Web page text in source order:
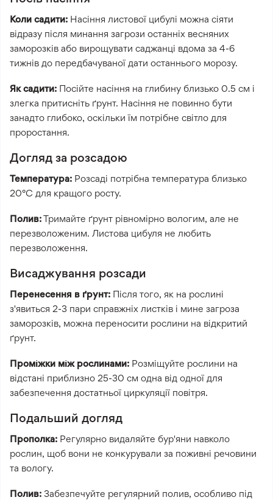
Коли садити: Насіння листової цибулі можна сіяти
відразу після минання загрози останніх весняних
заморозків або вирощувати саджанці вдома за 4-6
тижнів до передбачуваної дати останнього морозу.
Як садити: Посійте насіння на глибину близько 0.5 см і
злегка притисніть ґрунт. Насіння не повинно бути
занадто глибоко, оскільки їм потрібне світло для
проростання.
Догляд за розсадою
Температура: Розсаді потрібна температура близько
20°C для кращого росту.
Полив:Тримайте ґрунт рівномірно вологим, але не
перезволоженим. Листова цибуля не любить
перезволоження.
Висаджування розсади
Перенесення в ґрунт: Після того, як на рослині
з'явиться 2-3 пари справжніх листків і мине загроза
заморозків, можна переносити рослини на відкритий
ґрунт.
Проміжки між рослинами: Розміщуйте рослини на
відстані приблизно 25-30 см одна від одної для
забезпечення достатньої циркуляції повітря.
Подальший догляд
Прополка: Регулярно видаляйте бур'яни навколо
рослин, щоб вони не конкурували за поживні речовини
та вологу.
Полив: Забезпечуйте регулярний полив, особливо під